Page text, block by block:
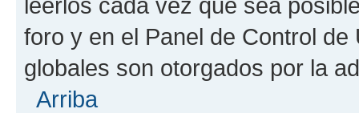
foro y en el Panel de Control
globales son otorgados por la
Arriba